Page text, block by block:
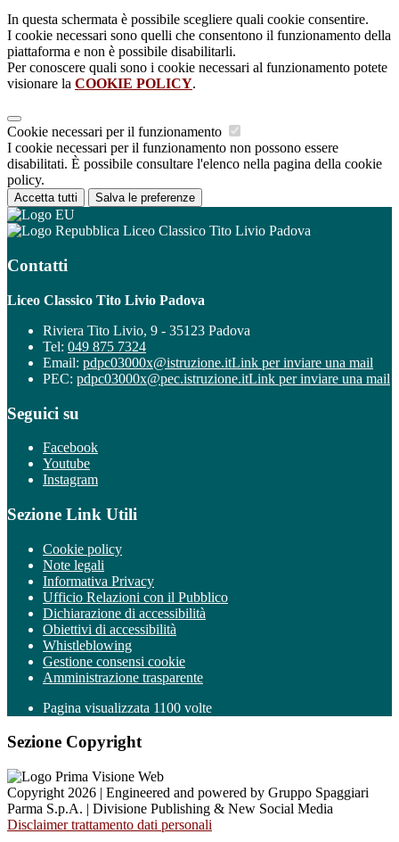
In questa schermata è possibile scegliere quali cookie consentire.
I cookie necessari sono quelli che consentono il funzionamento della
piattaforma e non è possibile disabilitarli.
Per conoscere quali sono i cookie necessari al funzionamento potete
visionare la COOKIE POLICY.
Cookie necessari per il funzionamento
I cookie necessari per il funzionamento non possono essere
disabilitati. È possibile consultare l'elenco nella pagina della cookie
policy.
Accetta tutti Salva le preferenze
Liceo Classico Tito Livio Padova
Contatti
Liceo Classico Tito Livio Padova
Riviera Tito Livio, 9 - 35123 Padova
Tel: 049 875 7324
Email: pdpc03000x@istruzione.itLink per inviare una mail
PEC: pdpc03000x@pec.istruzione.itLink per inviare una mail
Seguici su
Facebook
Youtube
Instagram
Sezione Link Utili
Cookie policy
Note legali
Informativa Privacy
Ufficio Relazioni con il Pubblico
Dichiarazione di accessibilità
Obiettivi di accessibilità
Whistleblowing
Gestione consensi cookie
Amministrazione trasparente
Pagina visualizzata 1100 volte
Sezione Copyright
Copyright 2026 | Engineered and powered by Gruppo Spaggiari
Parma S.p.A. | Divisione Publishing & New Social Media
Disclaimer trattamento dati personali